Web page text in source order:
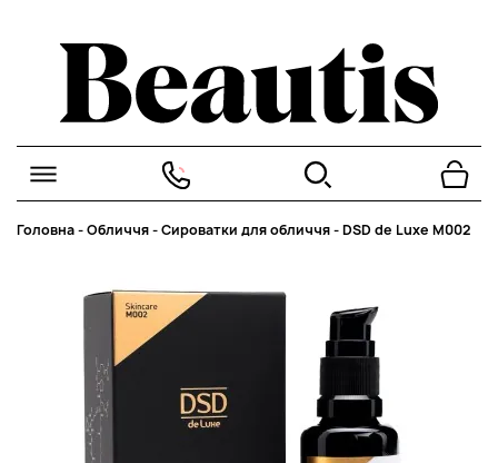
Головна-Обличчя-Сироватки для обличчя-DSD de Luxe M002